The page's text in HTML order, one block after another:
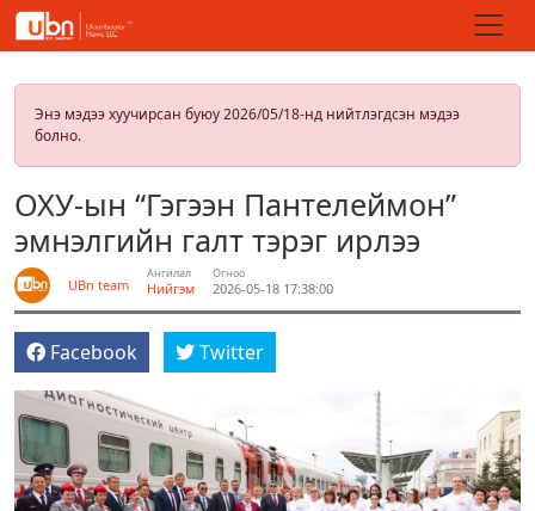
Энэ мэдээ хуучирсан буюу 2026/05/18-нд нийтлэгдсэн мэдээ
болно.
ОХУ-ын “Гэгээн Пантелеймон”
эмнэлгийн галт тэрэг ирлээ
UBn team
Ангилал
Нийгэм
Огноо
2026-05-18 17:38:00
Facebook Twitter